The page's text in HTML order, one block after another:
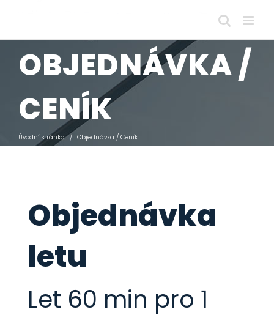
OBJEDNÁVKA /
CENÍK
Úvodní stránka / Objednávka / Ceník
Objednávka
letu
Let 60 min pro 1